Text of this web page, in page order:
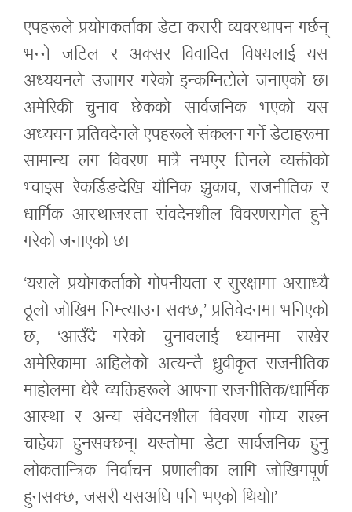
एपहरूले प्रयोगकर्ताका डेटा कसरी व्यवस्थापन गर्छन्
भन्ने जटिल र अक्सर विवादित विषयलाई यस
अध्ययनले उजागर गरेको इन्कग्निटोले जनाएको छ।
अमेरिकी चुनाव छेकको सार्वजनिक भएको यस
अध्ययन प्रतिवदेनले एपहरूले संकलन गर्ने डेटाहरूमा
सामान्य लग विवरण मात्रै नभएर तिनले व्यक्तीको
भ्वाइस रेकर्डिङदेखि यौनिक झुकाव, राजनीतिक र
धार्मिक आस्थाजस्ता संवदेनशील विवरणसमेत हुने
गरेको जनाएको छ।
‘यसले प्रयोगकर्ताको गोपनीयता र सुरक्षामा असाध्यै
ठूलो जोखिम निम्त्याउन सक्छ,’ प्रतिवेदनमा भनिएको
छ, ‘आउँदै गरेको चुनावलाई ध्यानमा राखेर
अमेरिकामा अहिलेको अत्यन्तै ध्रुवीकृत राजनीतिक
माहोलमा धेरै व्यक्तिहरूले आफ्ना राजनीतिक/धार्मिक
आस्था र अन्य संवेदनशील विवरण गोप्य राख्न
चाहेका हुनसक्छन्। यस्तोमा डेटा सार्वजनिक हुनु
लोकतान्त्रिक निर्वाचन प्रणालीका लागि जोखिमपूर्ण
हुनसक्छ, जसरी यसअघि पनि भएको थियो।’